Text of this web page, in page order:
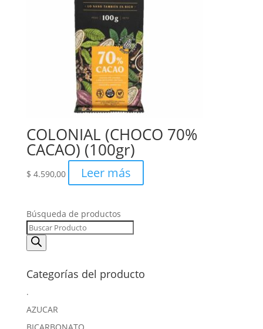
COLONIAL (CHOCO 70%
CACAO) (100gr)
$ 4.590,00 Leer más
Búsqueda de productos
Categorías del producto
.
AZUCAR